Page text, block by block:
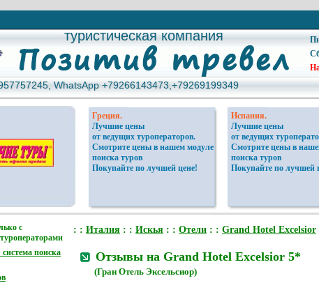
туристическая компания
туристическая компания
WhatsApp +79266143473,+79269199349
WhatsApp +79266143473,+79269199349
Греция.
Лучшие цены
от ведущих туроператоров.
Смотрите цены в нашем модуле
поиска туров
Покупайте по лучшей цене!
Испания.
Лучшие цены
от ведущих
Смотрите цены в
поиска туров
Покупайте по лучшей
с
поиска
: : Италия : : Искья : : Отели : : Grand Hotel Excelsior
Отзывы на Grand Hotel Excelsior 5*
(Гран Отель Эксельсиор)